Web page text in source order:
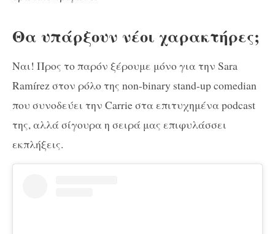
Θα υπάρξουν νέοι χαρακτήρες;
Ναι! Προς το παρόν ξέρουμε μόνο για την Sara
Ramírez στον ρόλο της non-binary stand-up comedian
που συνοδεύει την Carrie στα επιτυχημένα podcast
της, αλλά σίγουρα η σειρά μας επιφυλάσσει
εκπλήξεις.